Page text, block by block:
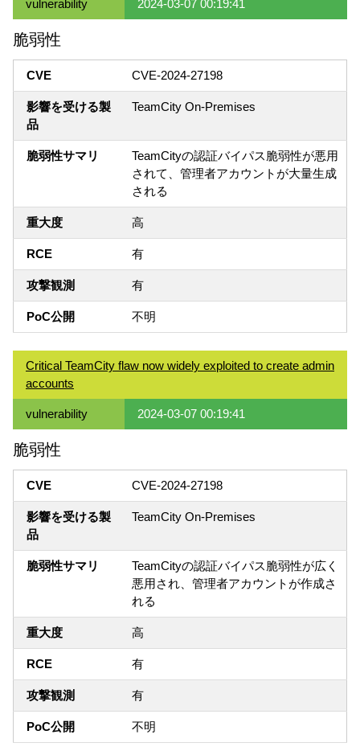
vulnerability 2024-03-07 00:19:41
脆弱性
CVE CVE-2024-27198
影響を受ける製
品
TeamCity On-Premises
脆弱性サマリ
TeamCityの認証バイパス脆弱性が悪用
されて、管理者アカウントが大量生成
される
重大度 高
RCE 有
攻撃観測 有
PoC公開 不明
Critical TeamCity flaw now widely exploited to create admin
accounts
vulnerability 2024-03-07 00:19:41
脆弱性
CVE CVE-2024-27198
影響を受ける製
品
TeamCity On-Premises
脆弱性サマリ
TeamCityの認証バイパス脆弱性が広く
悪用され、管理者アカウントが作成さ
れる
重大度 高
RCE 有
攻撃観測 有
PoC公開 不明